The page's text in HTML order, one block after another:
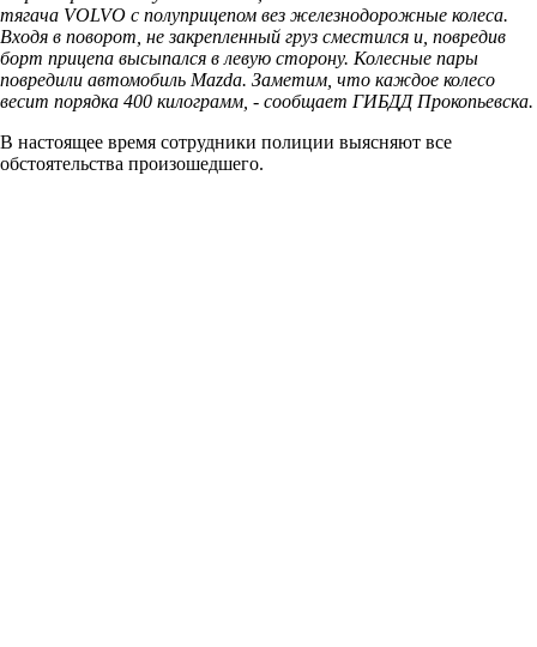
тягача VOLVO с полуприцепом вез железнодорожные колеса.
Входя в поворот, не закрепленный груз сместился и, повредив
борт прицепа высыпался в левую сторону. Колесные пары
повредили автомобиль Mazda. Заметим, что каждое колесо
весит порядка 400 килограмм, - сообщает ГИБДД Прокопьевска.
В настоящее время сотрудники полиции выясняют все
обстоятельства произошедшего.